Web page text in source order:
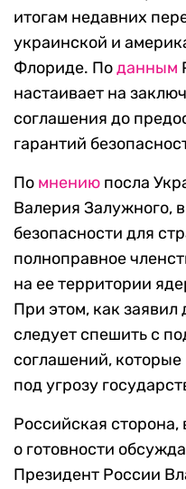
итогам недавних
украинской и
Флориде. Поданным
настаивает на
соглашения до
гарантий
По мнению посла
Валерия Залужного,
безопасности для
полноправное
на ее территории
При этом, как
следует спешить с
соглашений, которые
под угрозу
Российская сторона,
о готовности
Президент России